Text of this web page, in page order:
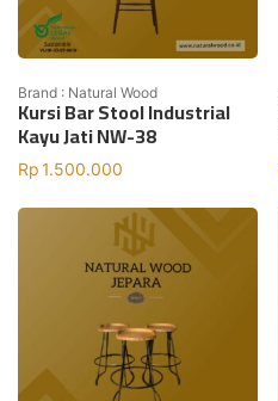
Brand : Natural Wood
Kursi Bar Stool Industrial
Kayu Jati NW-38
Rp1.500.000